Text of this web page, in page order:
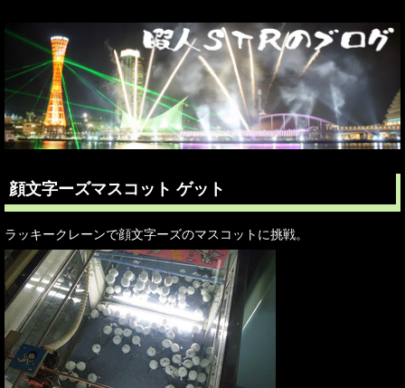
顔文字ーズマスコット ゲット
ラッキークレーンで顔文字ーズのマスコットに挑戦。